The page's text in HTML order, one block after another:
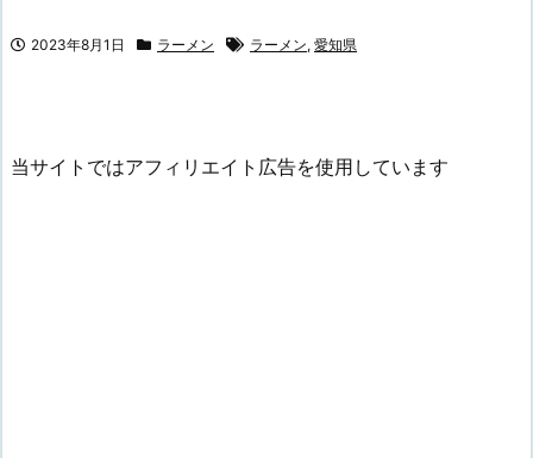
2023年8月1日 ラーメン ラーメン, 愛知県
当サイトではアフィリエイト広告を使用しています